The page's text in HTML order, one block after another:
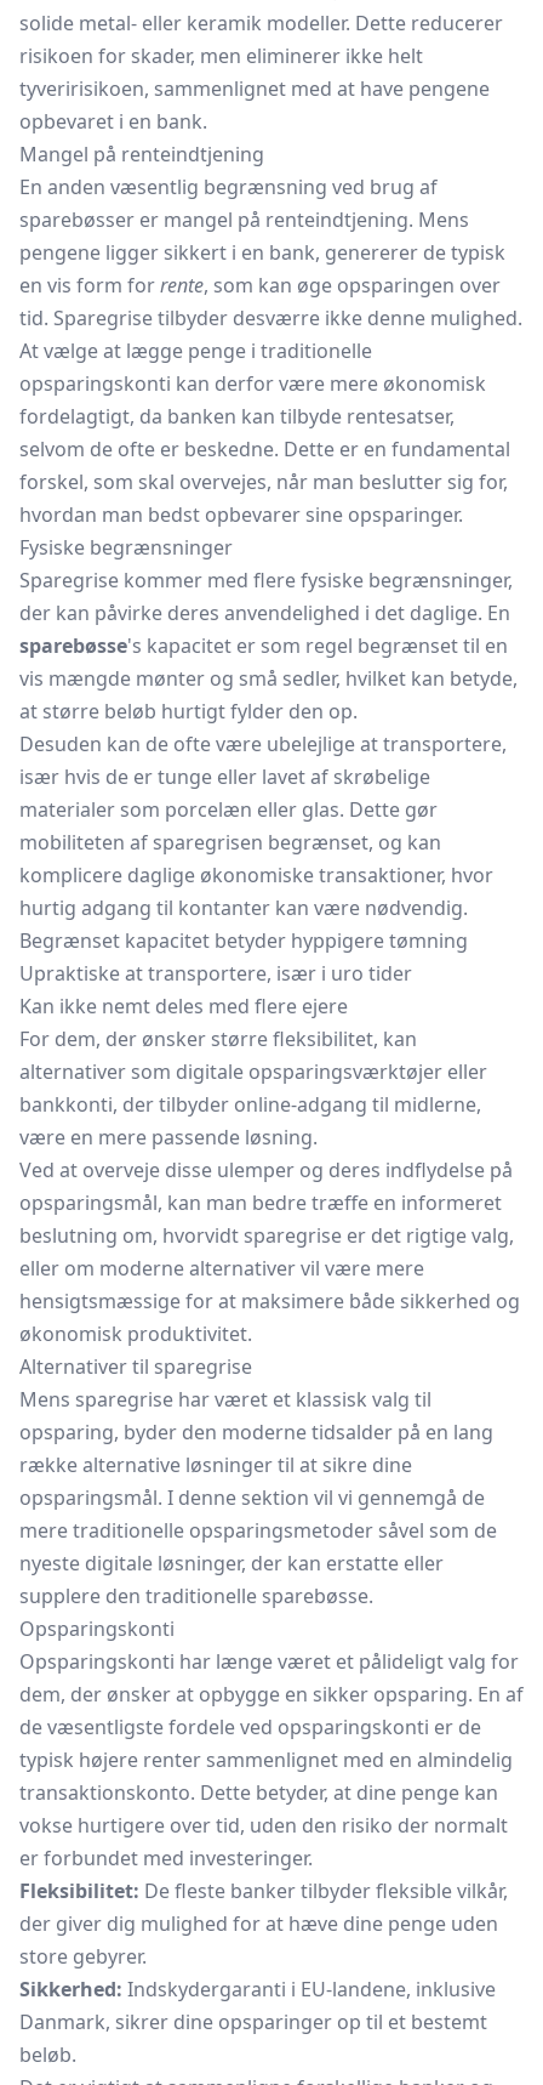
solide metal- eller keramik modeller. Dette reducerer
risikoen for skader, men eliminerer ikke helt
tyveririsikoen, sammenlignet med at have pengene
opbevaret i en bank.
Mangel på renteindtjening
En anden væsentlig begrænsning ved brug af
sparebøsser er mangel på renteindtjening. Mens
pengene ligger sikkert i en bank, genererer de typisk
en vis form forrente, som kan øge opsparingen over
tid. Sparegrise tilbyder desværre ikke denne mulighed.
At vælge at lægge penge i traditionelle
opsparingskonti kan derfor være mere økonomisk
fordelagtigt, da banken kan tilbyde rentesatser,
selvom de ofte er beskedne. Dette er en fundamental
forskel, som skal overvejes, når man beslutter sig for,
hvordan man bedst opbevarer sine opsparinger.
Fysiske begrænsninger
Sparegrise kommer med flere fysiske begrænsninger,
der kan påvirke deres anvendelighed i det daglige. En
sparebøsse's kapacitet er som regel begrænset til en
vis mængde mønter og små sedler, hvilket kan betyde,
at større beløb hurtigt fylder den op.
Desuden kan de ofte være ubelejlige at transportere,
især hvis de er tunge eller lavet af skrøbelige
materialer som porcelæn eller glas. Dette gør
mobiliteten af sparegrisen begrænset, og kan
komplicere daglige økonomiske transaktioner, hvor
hurtig adgang til kontanter kan være nødvendig.
Begrænset kapacitet betyder hyppigere tømning
Upraktiske at transportere, især i uro tider
Kan ikke nemt deles med flere ejere
For dem, der ønsker større fleksibilitet, kan
alternativer som digitale opsparingsværktøjer eller
bankkonti, der tilbyder online-adgang til midlerne,
være en mere passende løsning.
Ved at overveje disse ulemper og deres indflydelse på
opsparingsmål, kan man bedre træffe en informeret
beslutning om, hvorvidt sparegrise er det rigtige valg,
eller om moderne alternativer vil være mere
hensigtsmæssige for at maksimere både sikkerhed og
økonomisk produktivitet.
Alternativer til sparegrise
Mens sparegrise har været et klassisk valg til
opsparing, byder den moderne tidsalder på en lang
række alternative løsninger til at sikre dine
opsparingsmål. I denne sektion vil vi gennemgå de
mere traditionelle opsparingsmetoder såvel som de
nyeste digitale løsninger, der kan erstatte eller
supplere den traditionelle sparebøsse.
Opsparingskonti
Opsparingskonti har længe været et pålideligt valg for
dem, der ønsker at opbygge en sikker opsparing. En af
de væsentligste fordele ved opsparingskonti er de
typisk højere renter sammenlignet med en almindelig
transaktionskonto. Dette betyder, at dine penge kan
vokse hurtigere over tid, uden den risiko der normalt
er forbundet med investeringer.
Fleksibilitet: De fleste banker tilbyder fleksible vilkår,
der giver dig mulighed for at hæve dine penge uden
store gebyrer.
Sikkerhed: Indskydergaranti i EU-landene, inklusive
Danmark, sikrer dine opsparinger op til et bestemt
beløb.